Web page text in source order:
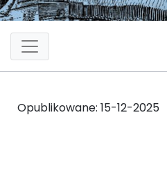
Opublikowane: 15-12-2025